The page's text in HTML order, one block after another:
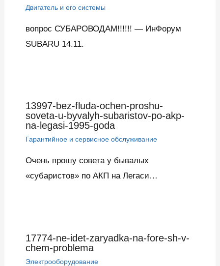
Двигатель и его системы
вопрос СУБАРОВОДАМ!!!!!! — ИнФорум
SUBARU 14.11.
13997-bez-fluda-ochen-proshu-
soveta-u-byvalyh-subaristov-po-akp-
na-legasi-1995-goda
Гарантийное и сервисное обслуживание
Очень прошу совета у бывалых
«субаристов» по АКП на Легаси…
17774-ne-idet-zaryadka-na-fore-sh-v-
chem-problema
Электрооборудование